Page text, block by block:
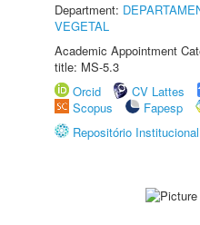
Department:
VEGETAL
Academic Appointment
title: MS-5.3
Orcid
CV Lattes
Scopus
Fapesp
Repositório